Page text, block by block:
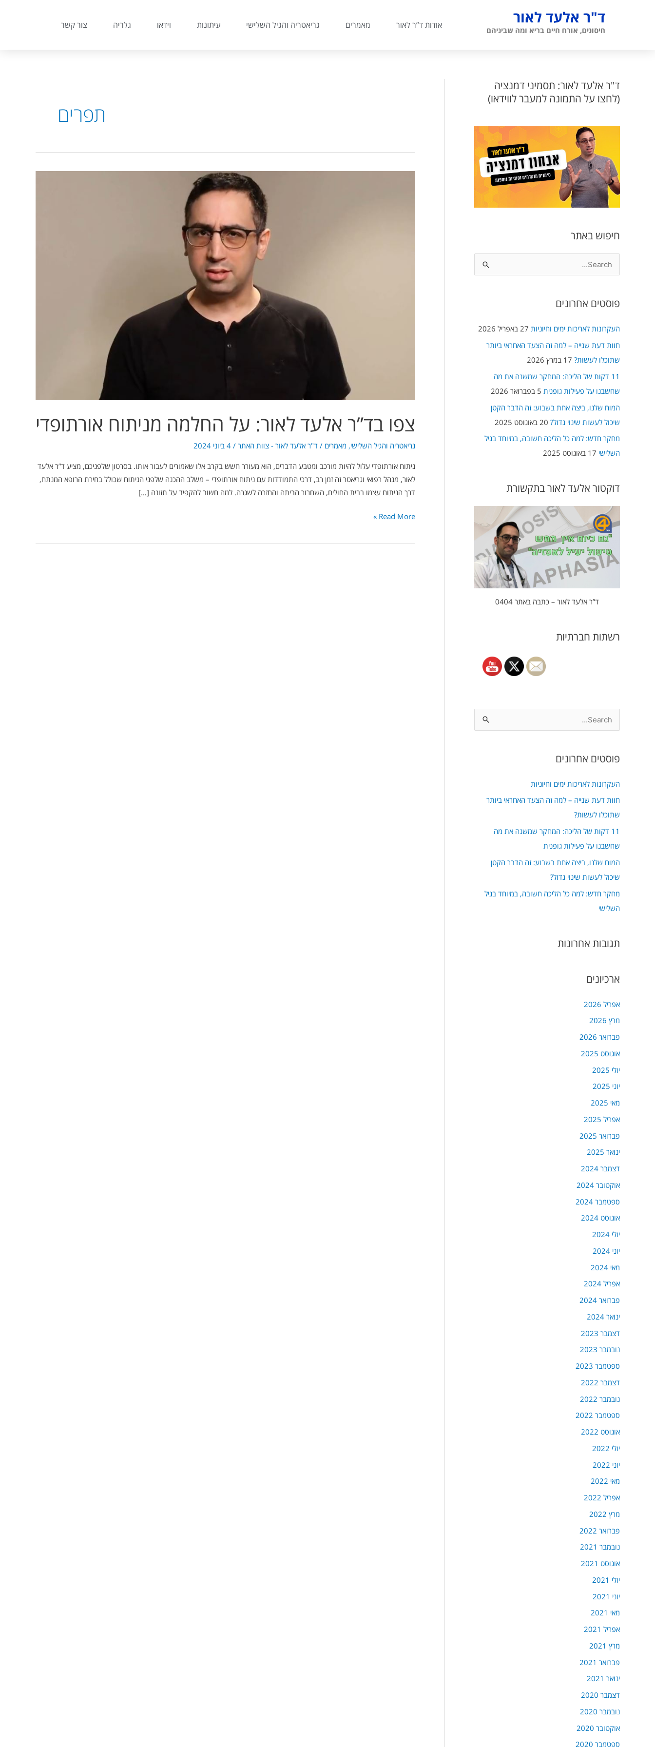
ד"ר אלעד לאור
חיסונים, אורח חיים בריא ומה שביניהם אודות ד”ר לאור מאמרים גריאטריה והגיל השלישי עיתונות וידאו גלריה צור קשר
ד"ר אלעד לאור: תסמיני דמנציה
(לחצו על התמונה למעבר לווידאו)
חיפוש באתר
r
c
פוסטים אחרונים
העקרונות לאריכות ימים וחיוניות 27 באפריל 2026
חוות דעת שנייה – למה זה הצעד האחראי ביותר
שתוכלו לעשות? 17 במרץ 2026
11 דקות של הליכה: המחקר שמשנה את מה
שחשבנו על פעילות גופנית 5 בפברואר 2026
המוח שלנו, ביצה אחת בשבוע: זה הדבר הקטן
שיכול לעשות שינוי גדול? 20 באוגוסט 2025
מחקר חדש: למה כל הליכה חשובה, במיוחד בגיל
השלישי 17 באוגוסט 2025
דוקטור אלעד לאור בתקשורת
ד”ר אלעד לאור – כתבה באתר 0404
רשתות חברתיות
r
c
פוסטים אחרונים
העקרונות לאריכות ימים וחיוניות
חוות דעת שנייה – למה זה הצעד האחראי ביותר
שתוכלו לעשות?
11 דקות של הליכה: המחקר שמשנה את מה
שחשבנו על פעילות גופנית
המוח שלנו, ביצה אחת בשבוע: זה הדבר הקטן
שיכול לעשות שינוי גדול?
מחקר חדש: למה כל הליכה חשובה, במיוחד בגיל
השלישי
תגובות אחרונות
ארכיונים
אפריל 2026
מרץ 2026
פברואר 2026
אוגוסט 2025
יולי 2025
יוני 2025
מאי 2025
אפריל 2025
פברואר 2025
ינואר 2025
דצמבר 2024
אוקטובר 2024
ספטמבר 2024
אוגוסט 2024
יולי 2024
יוני 2024
מאי 2024
אפריל 2024
פברואר 2024
ינואר 2024
דצמבר 2023
נובמבר 2023
ספטמבר 2023
דצמבר 2022
נובמבר 2022
ספטמבר 2022
אוגוסט 2022
יולי 2022
יוני 2022
מאי 2022
אפריל 2022
מרץ 2022
פברואר 2022
נובמבר 2021
אוגוסט 2021
יולי 2021
יוני 2021
מאי 2021
אפריל 2021
מרץ 2021
פברואר 2021
ינואר 2021
דצמבר 2020
נובמבר 2020
אוקטובר 2020
ספטמבר 2020
תפרים
צפו בד”ר אלעד לאור: על החלמה מניתוח אורתופדי
גריאטריה והגיל השלישי, מאמרים / ד"ר אלעד לאור - צוות האתר / 4 ביוני 2024
ניתוח אורתופדי עלול להיות מורכב ומטבע הדברים, הוא מעורר חשש בקרב אלו שאמורים לעבור אותו. בסרטון שלפניכם, מציע ד”ר אלעד
לאור, מנהל רפואי וגריאטר זה זמן רב, דרכי התמודדות עם ניתוח אורתופדי – משלב ההכנה שלפני הניתוח שכולל בחירת הרופא המנתח,
דרך הניתוח עצמו בבית החולים, השחרור הביתה והחזרה לשגרה. למה חשוב להקפיד על תזונה […]
Read More »